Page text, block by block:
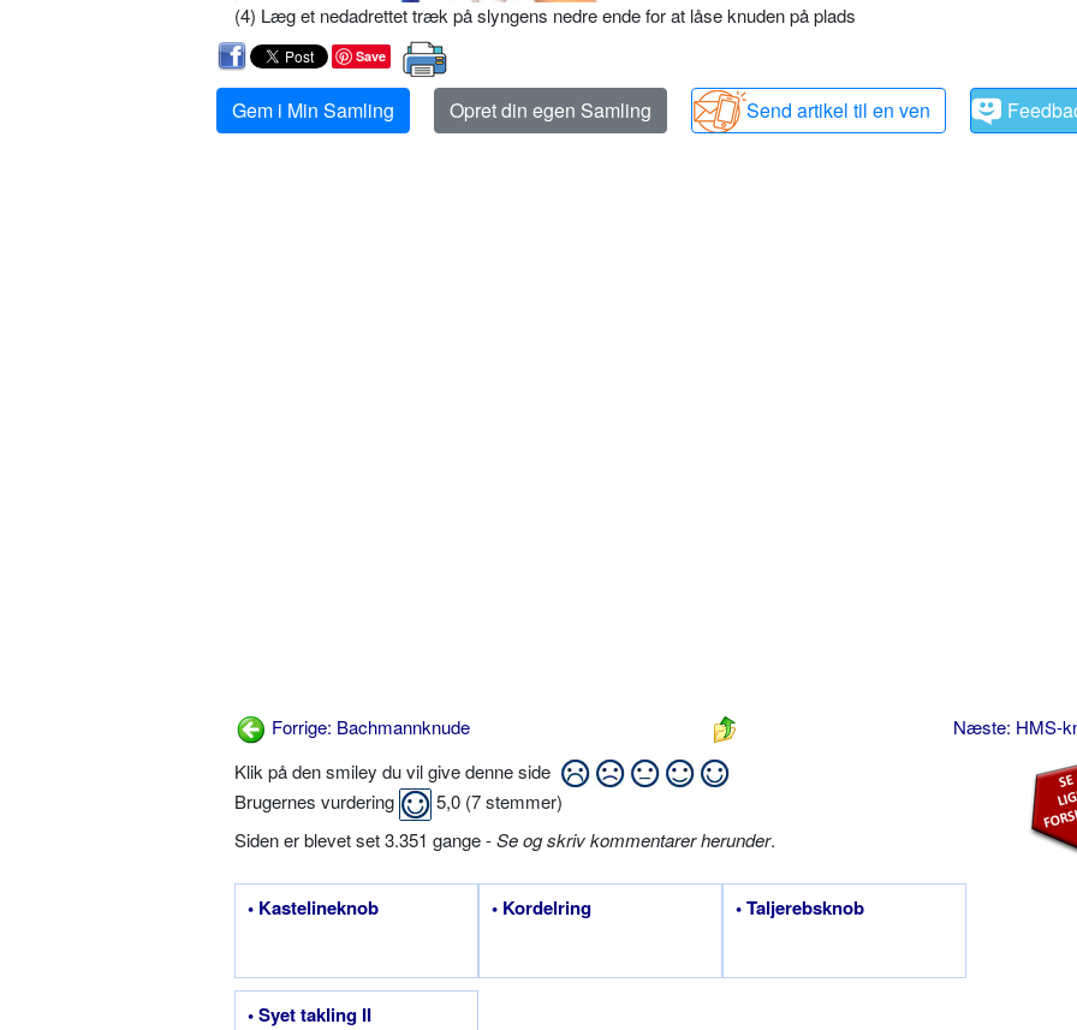
(4) Læg et nedadrettet træk på slyngens nedre ende for at låse knuden på plads
Save
Gem i Min Samling Opret din egen Samling Send artikel til en ven
Forrige: Bachmannknude
Næste: HMS-
Klik på den smiley du vil give denne side
Brugernes vurdering
5,0 (7stemmer)
Siden er blevet set 3.351 gange -Se og skriv kommentarer herunder.
• Kastelineknob • Kordelring • Taljerebsknob
• Syet takling II